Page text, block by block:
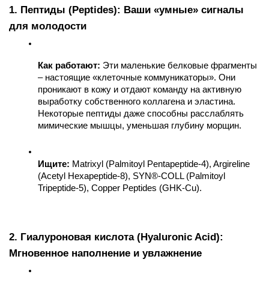
1. Пептиды (Peptides): Ваши «умные» сигналы
для молодости
Как работают: Эти маленькие белковые фрагменты
– настоящие «клеточные коммуникаторы». Они
проникают в кожу и отдают команду на активную
выработку собственного коллагена и эластина.
Некоторые пептиды даже способны расслаблять
мимические мышцы, уменьшая глубину морщин.
Ищите: Matrixyl (Palmitoyl Pentapeptide-4), Argireline
(Acetyl Hexapeptide-8), SYN®-COLL (Palmitoyl
Tripeptide-5), Copper Peptides (GHK-Cu).
2. Гиалуроновая кислота (Hyaluronic Acid):
Мгновенное наполнение и увлажнение